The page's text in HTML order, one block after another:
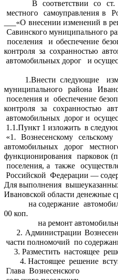
местного  самоуправления в
___«О внесении изменений в
Савинского муниципального
поселения  и обеспечение
контроля за сохранностью
автомобильных дорог   и
муниципального  района
поселения и  обеспечение
контроля  за  сохранностью
автомобильных  дорог и
1.1.Пункт 1 изложить  в
«1.  Вознесенскому
автомобильных  дорог
функционирования  парковок
поселения, а  также
Российской  Федерации —
Для выполнения
Ивановской области денежные
00 коп.
на ремонт автомобильных
части полномочий  по
3. Разместить  настоящее
4. Настоящее  решение
Глава  Вознесенского